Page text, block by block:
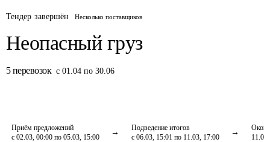
Тендер завершён Несколько поставщиков
Неопасный груз
5 перевозок с 01.04 по 30.06
Приём предложений
с 02.03, 00:00 по 05.03, 15:00
Подведение итогов
с 06.03, 15:01 по 11.03, 17:00